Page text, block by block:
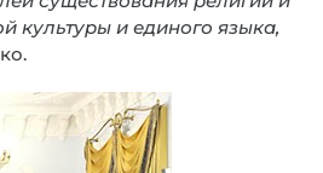
культуры и единого языка,